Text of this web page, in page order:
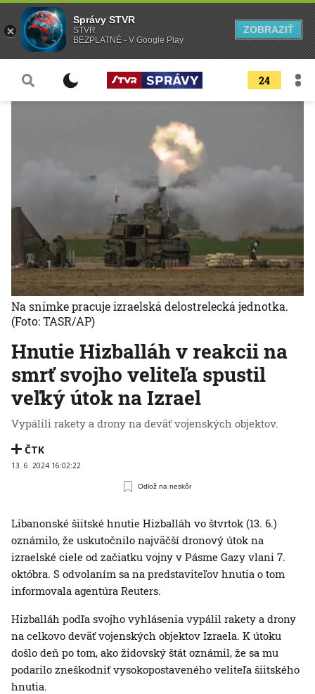
24
Hnutie Hizballáh v reakcii na
smrť svojho veliteľa spustil
veľký útok na Izrael
Vypálili rakety a drony na deväť vojenských objektov.
ČTK
13. 6. 2024 16:02:22
Odlož na neskôr
Na snímke pracuje izraelská delostrelecká jednotka.
(Foto: TASR/AP)
Libanonské šiitské hnutie Hizballáh vo štvrtok (13. 6.)
oznámilo, že uskutočnilo najväčší dronový útok na
izraelské ciele od začiatku vojny v Pásme Gazy vlani 7.
októbra. S odvolaním sa na predstaviteľov hnutia o tom
informovala agentúra Reuters.
Hizballáh podľa svojho vyhlásenia vypálil rakety a drony
na celkovo deväť vojenských objektov Izraela. K útoku
došlo deň po tom, ako židovský štát oznámil, že sa mu
podarilo zneškodniť vysokopostaveného veliteľa šiitského
hnutia.
Správy STVR
STVR
BEZPLATNÉ - V Google Play
ZOBRAZIŤ